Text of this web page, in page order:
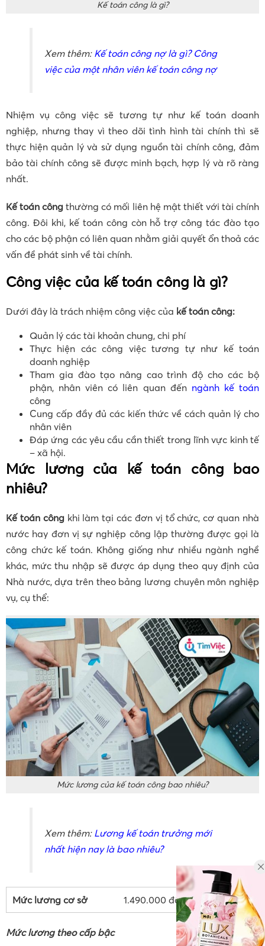
Kế toán công là gì?
Xem thêm: Kế toán công nợ là gì? Công
việc của một nhân viên kế toán công nợ
Nhiệm vụ công việc sẽ tương tự như kế toán doanh
nghiệp, nhưng thay vì theo dõi tình hình tài chính thì sẽ
thực hiện quản lý và sử dụng nguồn tài chính công, đảm
bảo tài chính công sẽ được minh bạch, hợp lý và rõ ràng
nhất.
Kế toán công thường có mối liên hệ mật thiết với tài chính
công. Đôi khi, kế toán công còn hỗ trợ công tác đào tạo
cho các bộ phận có liên quan nhằm giải quyết ổn thoả các
vấn đề phát sinh về tài chính.
Công việc của kế toán công là gì?
Dưới đây là trách nhiệm công việc của kế toán công:
Quản lý các tài khoản chung, chi phí
Thực hiện các công việc tương tự như kế toán
doanh nghiệp
Tham gia đào tạo nâng cao trình độ cho các bộ
phận, nhân viên có liên quan đếnngành kế toán
công
Cung cấp đầy đủ các kiến thức về cách quản lý cho
nhân viên
Đáp ứng các yêu cầu cần thiết trong lĩnh vực kinh tế
– xã hội.
Mức lương của kế toán công bao
nhiêu?
Kế toán côngkhi làm tại các đơn vị tổ chức, cơ quan nhà
nước hay đơn vị sự nghiệp công lập thường được gọi là
công chức kế toán. Không giống như nhiều ngành nghề
khác, mức thu nhập sẽ được áp dụng theo quy định của
Nhà nước, dựa trên theo bảng lương chuyên môn nghiệp
vụ, cụ thể:
Mức lương của kế toán công bao nhiêu?
Xem thêm: Lương kế toán trưởng mới
nhất hiện nay là bao nhiêu?
Mức lương cơ sở 1.490.000 đồng/tháng
Mức lương theo cấp bậc